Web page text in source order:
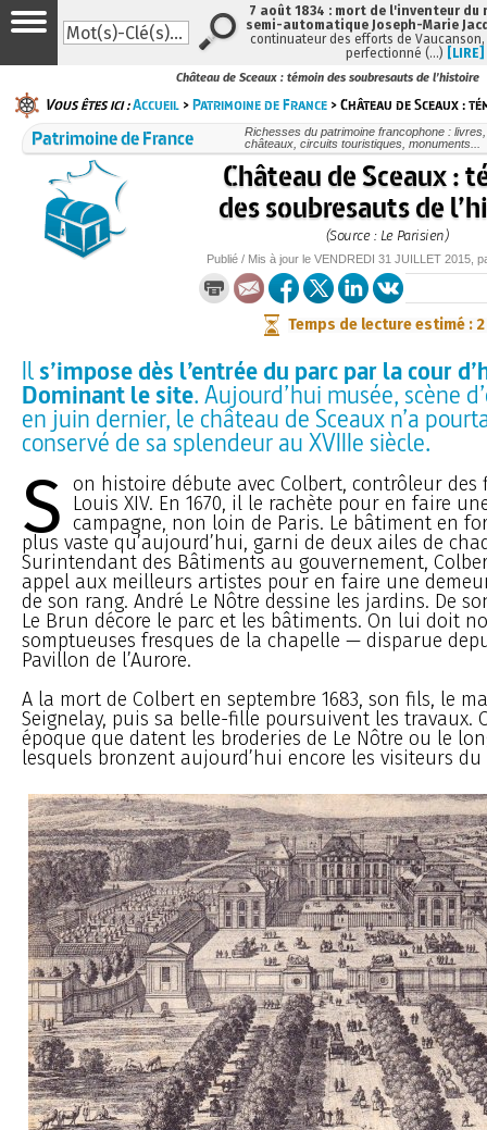
Château de Sceaux : témoin des soubresauts de l’histoire
Vous êtes ici :Accueil >Patrimoine de France > Château de Sceaux :
Patrimoine de France
Richesses du patrimoine francophone :
châteaux, circuits touristiques, monuments...
Château de Sceaux :
des soubresauts de
(Source : Le Parisien)
Publié / Mis à jour le VENDREDI 31 JUILLET 2015,
Temps de lecture estimé : 2
Ils’impose dès l’entrée du parc par la cour
Dominant le site. Aujourd’hui musée, scène
en juin dernier, le château de Sceaux n’a
conservé de sa splendeur au XVIIIe siècle.
S on histoire débute avec Colbert, contrôleur des
Louis XIV. En 1670, il le rachète pour en faire
campagne, non loin de Paris. Le bâtiment en
plus vaste qu’aujourd’hui, garni de deux ailes de
Surintendant des Bâtiments au gouvernement,
appel aux meilleurs artistes pour en faire une
de son rang. André Le Nôtre dessine les jardins. De
Le Brun décore le parc et les bâtiments. On lui doit
somptueuses fresques de la chapelle — disparue
Pavillon de l’Aurore.
A la mort de Colbert en septembre 1683, son fils, le
Seignelay, puis sa belle-fille poursuivent les travaux.
époque que datent les broderies de Le Nôtre ou le
lesquels bronzent aujourd’hui encore les visiteurs du
7 août 1834 : mort de l'inventeur du
semi-automatique Joseph-Marie
continuateur des efforts de Vaucanson,
perfectionné (…) [LIRE]